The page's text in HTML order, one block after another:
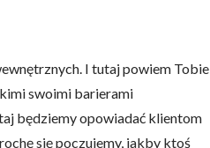
I tutaj powiem Tobie
swoimi barierami
będziemy opowiadać klientom
się poczujemy, jakby ktoś